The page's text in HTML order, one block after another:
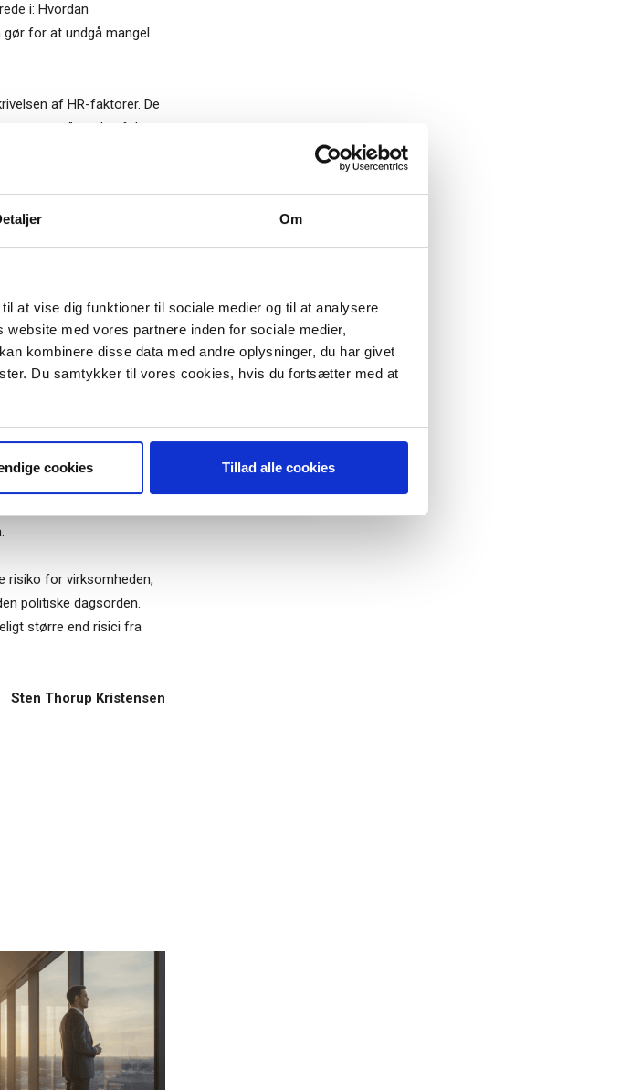
Om
at vise dig funktioner til sociale medier og til at analysere
med vores partnere inden for sociale medier,
kombinere disse data med andre oplysninger, du har givet
Du samtykker til vores cookies, hvis du fortsætter med at
cookies Tillad alle cookies
i: Hvordan
for at undgå mangel
af HR-faktorer. De
men også nogle af de
disse krav ikke gælder
under alle
kan ramme dem.
end sædvanligt for
teoretisk mulighed, skal
i forsyningskæden –
at man rigtigt har
men dengang var
effekt af
kunne bruge en
risiko for virksomheden,
politiske dagsorden.
større end risici fra
Sten Thorup Kristensen